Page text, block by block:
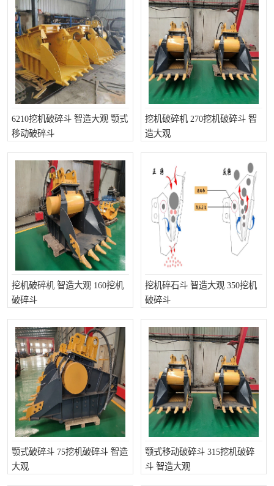
6210挖机破碎斗 智造大观 颚式
移动破碎斗
挖机破碎机 270挖机破碎斗 智
造大观
挖机破碎机 智造大观 160挖机
破碎斗
挖机碎石斗 智造大观 350挖机
破碎斗
颚式破碎斗 75挖机破碎斗 智造
大观
颚式移动破碎斗 315挖机破碎
斗 智造大观
枕木机 滑移装载机
清扫器 割草机
挖树机 拓荒机
滚筒筛 液压剪维修
挖掘机破碎斗 拇指夹